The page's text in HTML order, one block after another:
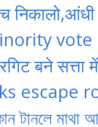
vote
बने
escape
টানলে মাথা